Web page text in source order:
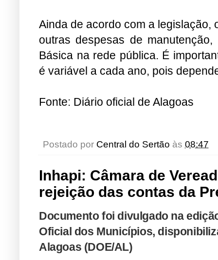
Ainda de acordo com a legislação,
outras despesas de
Básica na rede pública. É
é variável a cada ano, pois
Fonte: Diário oficial de Alagoas
Postado por Central do Sertão às 08:47
Inhapi: Câmara de
rejeição das contas da
Documento foi divulgado na
Oficial dos Municípios,
Alagoas (DOE/AL)